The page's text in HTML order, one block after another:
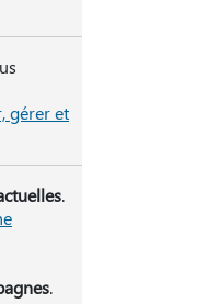
gérer et
.
.